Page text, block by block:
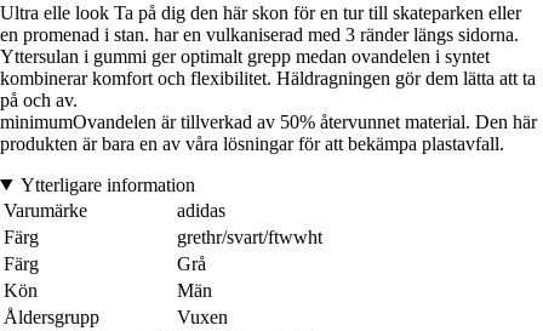
Ultra elle look Ta på dig den här skon för en tur till skateparken eller
en promenad i stan. har en vulkaniserad med 3 ränder längs sidorna.
Yttersulan i gummi ger optimalt grepp medan ovandelen i syntet
kombinerar komfort och flexibilitet. Häldragningen gör dem lätta att ta
på och av.
minimumOvandelen är tillverkad av 50% återvunnet material. Den här
produkten är bara en av våra lösningar för att bekämpa plastavfall.
Ytterligare information
Varumärke
adidas
Färg
grethr/svart/ftwwht
Färg
Grå
Kön
Män
Åldersgrupp
Vuxen